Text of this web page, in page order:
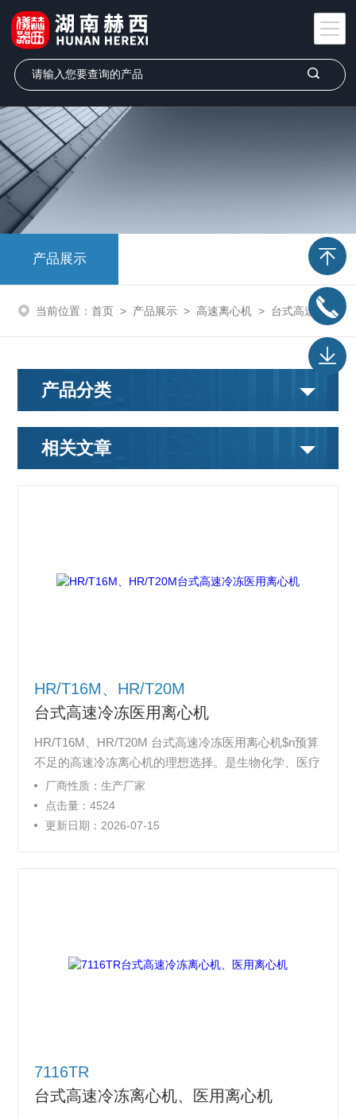
产品展示
当前位置： 首页 > 产品展示 > 高速离心机 > 台式高速冷冻离心机
产品分类
相关文章
HR/T16M、HR/T20M
台式高速冷冻医用离心机
HR/T16M、HR/T20M 台式高速冷冻医用离心机$n预算
不足的高速冷冻离心机的理想选择。是生物化学、医疗
卫生、食品安全、生命科学、农林科学、牧业科学、血
库、血站、生物制品、药物制品等领域用于细菌、蛋白
沉淀，核酸提取，细胞/亚细胞组份分离，环保样本处
厂商性质：生产厂家
点击量：4524
更新日期：2026-07-15
7116TR
台式高速冷冻离心机、医用离心机